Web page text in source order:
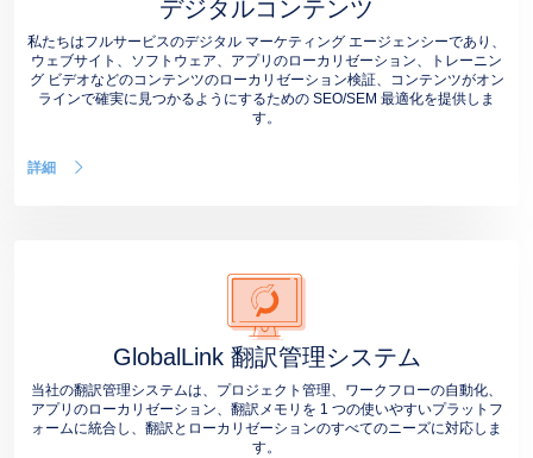
デジタルコンテンツ
私たちはフルサービスのデジタル マーケティング エージェンシーであり、
ウェブサイト、ソフトウェア、アプリのローカリゼーション、トレーニン
グ ビデオなどのコンテンツのローカリゼーション検証、コンテンツがオン
ラインで確実に見つかるようにするための SEO/SEM 最適化を提供しま
す。
詳細
GlobalLink 翻訳管理システム
当社の翻訳管理システムは、プロジェクト管理、ワークフローの自動化、
アプリのローカリゼーション、翻訳メモリを 1 つの使いやすいプラットフ
ォームに統合し、翻訳とローカリゼーションのすべてのニーズに対応しま
す。